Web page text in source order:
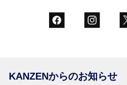
KANZENからのお知らせ